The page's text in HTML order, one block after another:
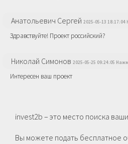
Анатольевич Сергей 2025-05-13
Здравствуйте! Проект российский?
Николай Симонов 2025-05-25 09:24:05
Интересен ваш проект
invest2b – это место поиска
Вы можете подать бесплатное